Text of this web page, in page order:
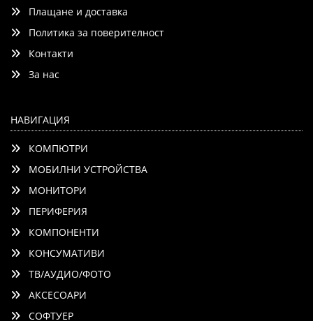
Плащане и доставка
Политика за поверителност
Контакти
За нас
НАВИГАЦИЯ
КОМПЮТРИ
МОБИЛНИ УСТРОЙСТВА
МОНИТОРИ
ПЕРИФЕРИЯ
КОМПОНЕНТИ
КОНСУМАТИВИ
ТВ/АУДИО/ФОТО
АКСЕСОАРИ
СОФТУЕР